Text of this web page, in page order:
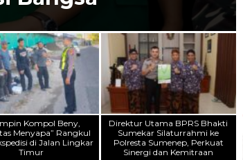
Kompol Beny,
Menyapa” Rangkul
di Jalan Lingkar
Timur
Direktur Utama BPRS Bhakti
Sumekar Silaturrahmi ke
Polresta Sumenep, Perkuat
Sinergi dan Kemitraan